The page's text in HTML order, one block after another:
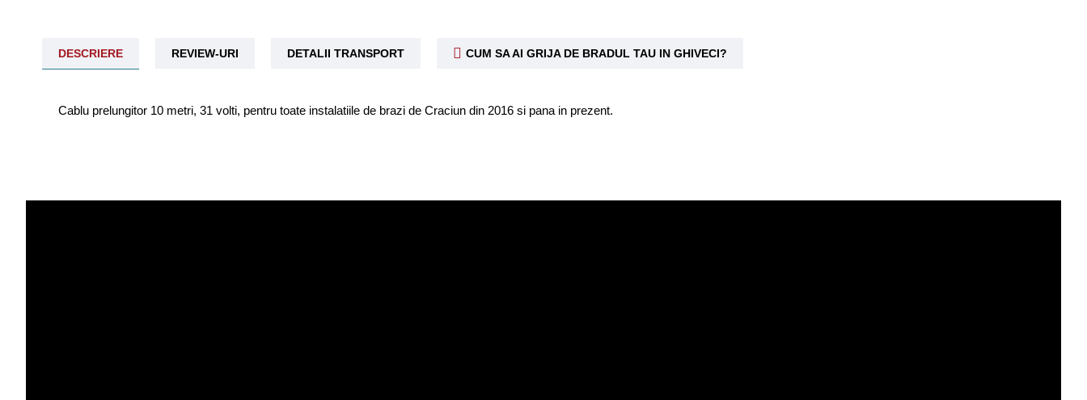
DESCRIERE REVIEW-URI DETALII TRANSPORT CUM SA AI GRIJA DE BRADUL TAU IN GHIVECI?
Cablu prelungitor 10 metri, 31 volti, pentru toate instalatiile de brazi de Craciun din 2016 si pana in prezent.